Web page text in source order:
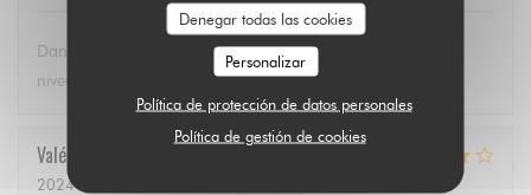
Denegar todas las cookies
Personalizar
Política de protección de datos personales
Política de gestión de cookies
Dans l'ensemble c'est parfait, mais s'il y a plus de choix au
niveau de plat ça serait formidable
Valérie
2024-05-31